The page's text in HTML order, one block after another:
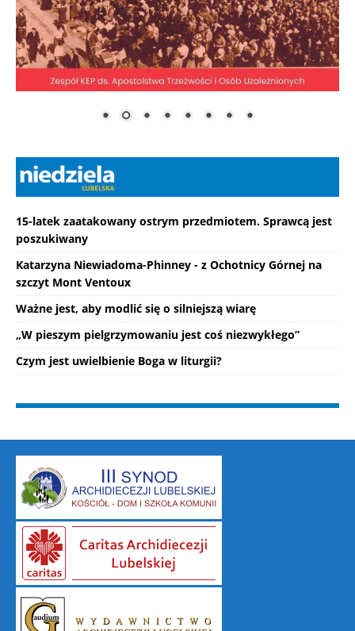
15-latek zaatakowany ostrym przedmiotem. Sprawcą jest
poszukiwany
Katarzyna Niewiadoma-Phinney - z Ochotnicy Górnej na
szczyt Mont Ventoux
Ważne jest, aby modlić się o silniejszą wiarę
„W pieszym pielgrzymowaniu jest coś niezwykłego”
Czym jest uwielbienie Boga w liturgii?